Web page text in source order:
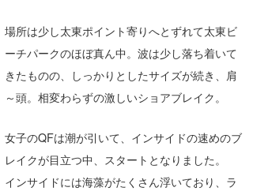
場所は少し太東ポイント寄りへとずれて太東ビ
ーチパークのほぼ真ん中。波は少し落ち着いて
きたものの、しっかりとしたサイズが続き、肩
～頭。相変わらずの激しいショアブレイク。
女子のQFは潮が引いて、インサイドの速めのブ
レイクが目立つ中、スタートとなりました。
インサイドには海藻がたくさん浮いており、ラ
MIN
mitz
S.K
Soulman